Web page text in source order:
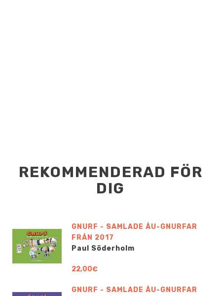
REKOMMENDERAD FÖR
DIG
GNURF - SAMLADE ÅU-GNURFAR
FRÅN 2017
Paul Söderholm
22,00€
GNURF - SAMLADE ÅU-GNURFAR